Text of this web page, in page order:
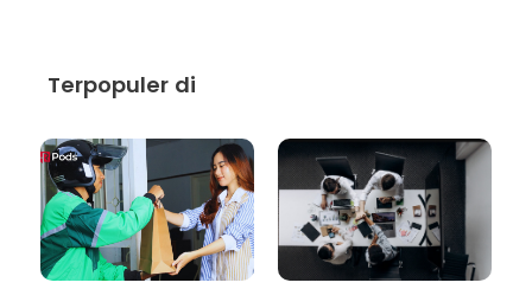
Terpopuler di